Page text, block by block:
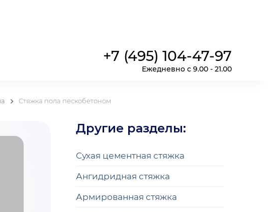
+7 (495) 104-47-97
Ежедневно с 9.00 - 21.00
Стяжка пола пескобетоном
Другие разделы:
Cухая цементная стяжка
Ангидридная стяжка
Армированная стяжка